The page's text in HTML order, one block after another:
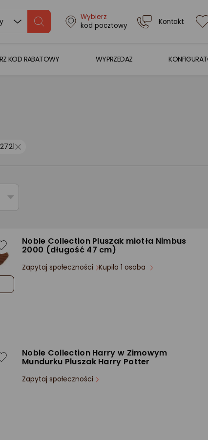
Wybierz
kod pocztowy
Kontakt
KOD RABATOWY WYPRZEDAŻ
Noble Collection Pluszak miotła Nimbus
2000 (długość 47 cm)
Zapytaj społeczności Kupiła 1 osoba
Noble Collection Harry w Zimowym
Mundurku Pluszak Harry Potter
Zapytaj społeczności